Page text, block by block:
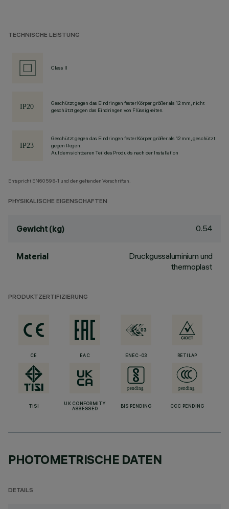
TECHNISCHE LEISTUNG
Class II
Geschützt gegen das Eindringen fester Körper größer als 12 mm, nicht
geschützt gegen das Eindringen von Flüssigkeiten.
Geschützt gegen das Eindringen fester Körper größer als 12 mm, geschützt
gegen Regen.
Auf dem sichtbaren Teil des Produkts nach der Installation
Entspricht EN60598-1 und den geltenden Vorschriften.
PHYSIKALISCHE EIGENSCHAFTEN
Gewicht (kg) 0.54
Material
Druckgussaluminium und
thermoplast
PRODUKTZERTIFIZIERUNG
CE EAC ENEC-03 RETILAP
TISI
UK CONFORMITY
ASSESSED
BIS PENDING CCC PENDING
PHOTOMETRISCHE DATEN
DETAILS